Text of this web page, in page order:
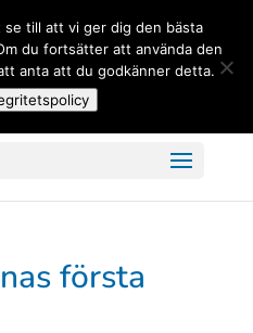
första
till att vi ger dig den bästa
du fortsätter att använda den
anta att du godkänner detta.